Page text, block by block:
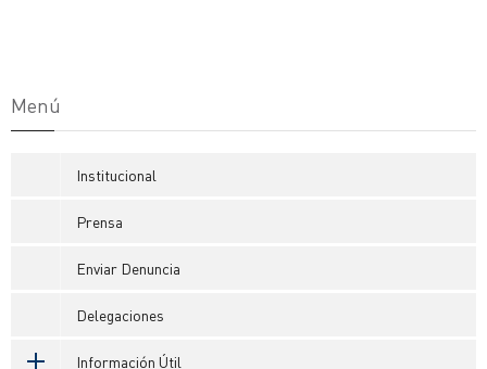
Menú
Institucional
Prensa
Enviar Denuncia
Delegaciones
Información Útil